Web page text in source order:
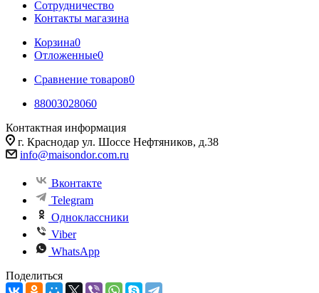
Сотрудничество
Контакты магазина
Корзина0
Отложенные0
Сравнение товаров0
88003028060
Контактная информация
г. Краснодар ул. Шоссе Нефтяников, д.38
info@maisondor.com.ru
Вконтакте
Telegram
Одноклассники
Viber
WhatsApp
Поделиться